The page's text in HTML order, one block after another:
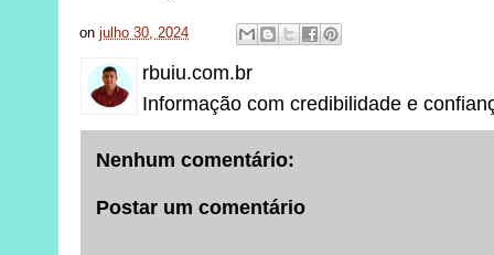
onjulho 30, 2024
rbuiu.com.br
Informação com credibilidade e
Nenhum comentário:
Postar um comentário